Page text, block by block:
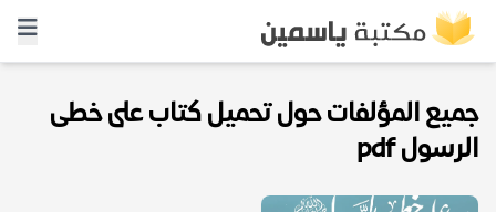
جميع المؤلفات حول تحميل كتاب على خطى
الرسول pdf